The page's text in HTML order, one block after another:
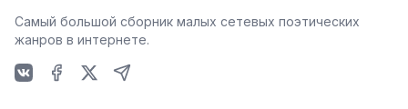
Самый большой сборник малых сетевых поэтических
жанров в интернете.